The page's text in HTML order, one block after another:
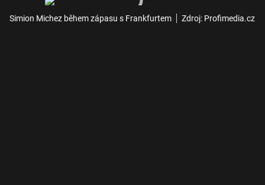
Simion Michez během zápasu s Frankfurtem Zdroj: Profimedia.cz